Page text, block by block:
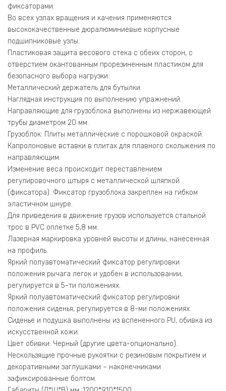
фиксаторами.
Во всех узлах вращения и качения применяются
высококачественные дюралюминиевые корпусные
подшипниковые узлы.
Пластиковая защита весового стека с обеих сторон, с
отверстием окантованным прорезиненным пластиком для
безопасного выбора нагрузки.
Металлический держатель для бутылки.
Наглядная инструкция по выполнению упражнений.
Направляющие для грузоблока выполнены из нержавеющей
трубы диаметром 20 мм.
Грузоблок: Плиты металлические с порошковой окраской.
Капролоновые вставки в плитах для плавного скольжения по
направляющим.
Изменение веса происходит переставлением
регулировочного штыря с металлической шляпкой
(фиксатора). Фиксатор грузоблока закреплен на гибком
эластичном шнуре.
Для приведения в движение грузов используется стальной
трос в PVC оплетке 5,8 мм.
Лазерная маркировка уровней высоты и длины, нанесенная
на профиль.
Яркий полуавтоматический фиксатор регулировки
положения рычага легок и удобен в использовании,
регулируется в 5-ти положениях.
Яркий полуавтоматический фиксатор регулировки
положения сиденья, регулируется в 8-ми положениях.
Сиденье и подушка выполнены из вспененного PU, обивка из
искусственной кожи.
Цвет обивки: Черный (другие цвета-опционально).
Нескользящие прочные рукоятки с резиновым покрытием и
декоративными заглушками – наконечниками
зафиксированные болтом.